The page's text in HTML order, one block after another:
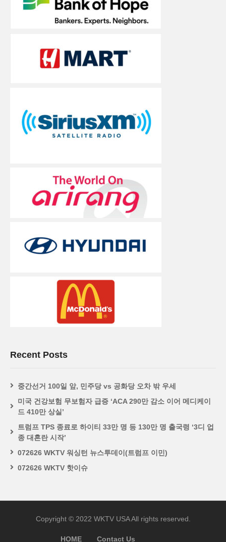
Recent Posts
중간선거 100일 앞, 민주당 vs 공화당 오차 밖 우세
미국 건강보험 무보험자 급증 ‘ACA 290만 감소 이어 메디케이
드 410만 상실’
트럼프 TPS 종료로 하이티 33만 명 등 130만 명 출국령 ‘3디 업
종 대혼란 시작’
072626 WKTV 워싱턴 뉴스투데이(트럼프 이민)
072626 WKTV 핫이슈
Copyright © 2022 WKTV USA All rights reserved.
HOME Contact Us